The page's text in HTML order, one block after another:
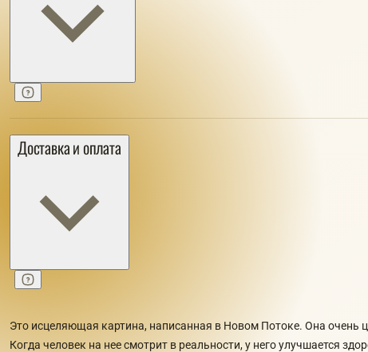
Доставка и оплата
Это исцеляющая картина, написанная в Новом Потоке. Она очень
Когда человек на нее смотрит в реальности, у него улучшается